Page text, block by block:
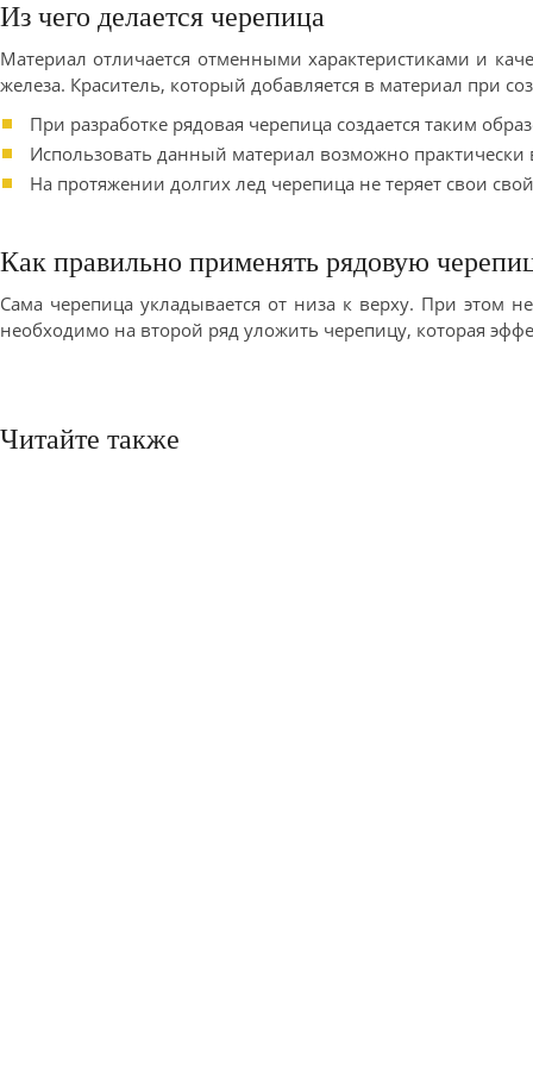
Из чего делается черепица
Материал отличается отменными характеристиками и
железа. Краситель, который добавляется в материал при
При разработке рядовая черепица создается таким
Использовать данный материал возможно
На протяжении долгих лед черепица не теряет свои
Как правильно применять рядовую
Сама черепица укладывается от низа к верху. При этом
необходимо на второй ряд уложить черепицу, которая
Читайте также